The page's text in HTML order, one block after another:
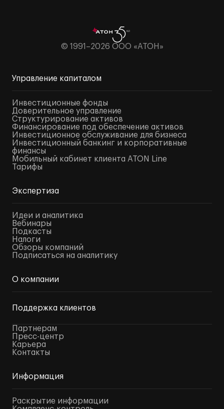
© 1991–2026 ООО «АТОН»
Управление капиталом
Инвестиционные фонды
Доверительное управление
Структурирование активов
Финансирование под обеспечение активов
Инвестиционное обслуживание для бизнеса
Инвестиционный банкинг и корпоративные
финансы
Мобильный кабинет клиента ATON Line
Тарифы
Экспертиза
Идеи и аналитика
Вебинары
Подкасты
Налоги
Обзоры компаний
Подписаться на аналитику
О компании
Поддержка клиентов
Партнерам
Пресс-центр
Карьера
Контакты
Информация
Раскрытие информации